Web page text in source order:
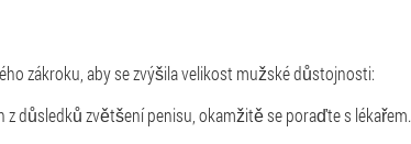
zákroku, aby se zvýšila velikost mužské důstojnosti:
z důsledků zvětšení penisu, okamžitě se poraďte s lékařem.